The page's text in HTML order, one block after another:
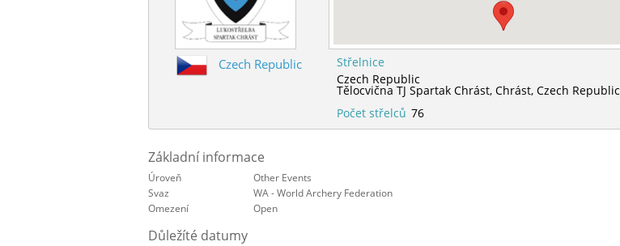
Czech Republic
Střelnice
Czech Republic
Tělocvična TJ Spartak Chrást,Chrást,Czech Republic
Počet střelců 76
Základní informace
Úroveň
Other Events
Svaz
WA - World Archery Federation
Omezení
Open
Důležíté datumy